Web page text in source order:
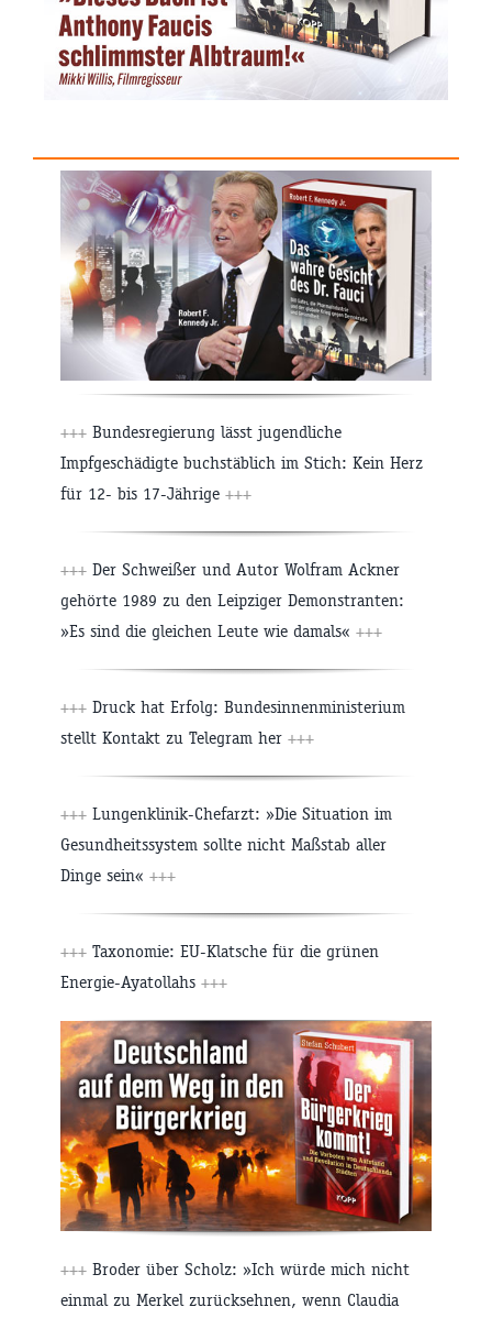
+++ Bundesregierung lässt jugendliche
Impfgeschädigte buchstäblich im Stich: Kein Herz
für 12- bis 17-Jährige +++
+++ Der Schweißer und Autor Wolfram Ackner
gehörte 1989 zu den Leipziger Demonstranten:
»Es sind die gleichen Leute wie damals« +++
+++ Druck hat Erfolg: Bundesinnenministerium
stellt Kontakt zu Telegram her +++
+++ Lungenklinik-Chefarzt: »Die Situation im
Gesundheitssystem sollte nicht Maßstab aller
Dinge sein« +++
+++ Taxonomie: EU-Klatsche für die grünen
Energie-Ayatollahs +++
+++ Broder über Scholz: »Ich würde mich nicht
einmal zu Merkel zurücksehnen, wenn Claudia